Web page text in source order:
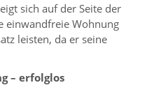
sich auf der Seite der
einwandfreie Wohnung
leisten, da er seine
– erfolglos